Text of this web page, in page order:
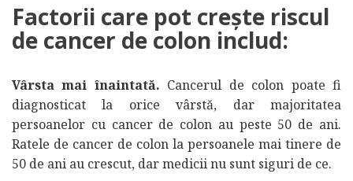
Factorii care pot crește riscul
de cancer de colon includ:
Vârsta mai înaintată. Cancerul de colon poate fi
diagnosticat la orice vârstă, dar majoritatea
persoanelor cu cancer de colon au peste 50 de ani.
Ratele de cancer de colon la persoanele mai tinere de
50 de ani au crescut, dar medicii nu sunt siguri de ce.